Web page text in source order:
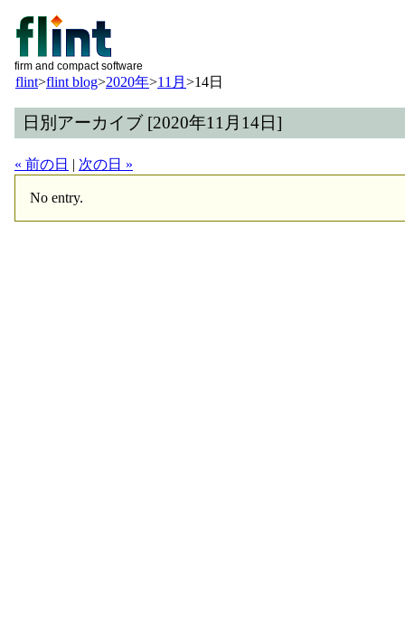
firm and compact software
flint>flint blog>2020年>11月 >14日
日別アーカイブ [2020年11月14日]
« 前の日 | 次の日 »
No entry.